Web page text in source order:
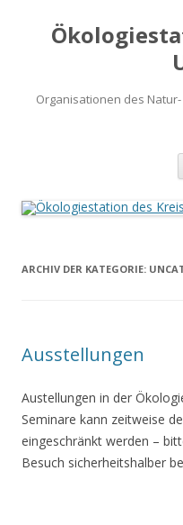
Organisationen des
ARCHIV DER KATEGORIE:
Ausstellungen
Austellungen in der
Seminare kann zeitweise
eingeschränkt werden –
Besuch sicherheitshalber